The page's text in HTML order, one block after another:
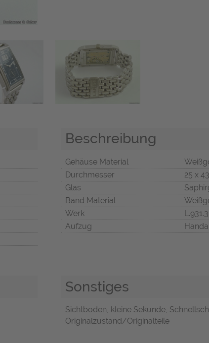
Beschreibung
Gehäuse Material
Durchmesser
25 x 43
Glas
Band Material
Werk
L.931.3
Aufzug
Sonstiges
Sichtboden, kleine Sekunde,
Originalzustand/Originalteile